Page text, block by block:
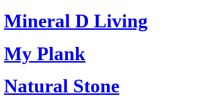
Mineral D Living
My Plank
Natural Stone